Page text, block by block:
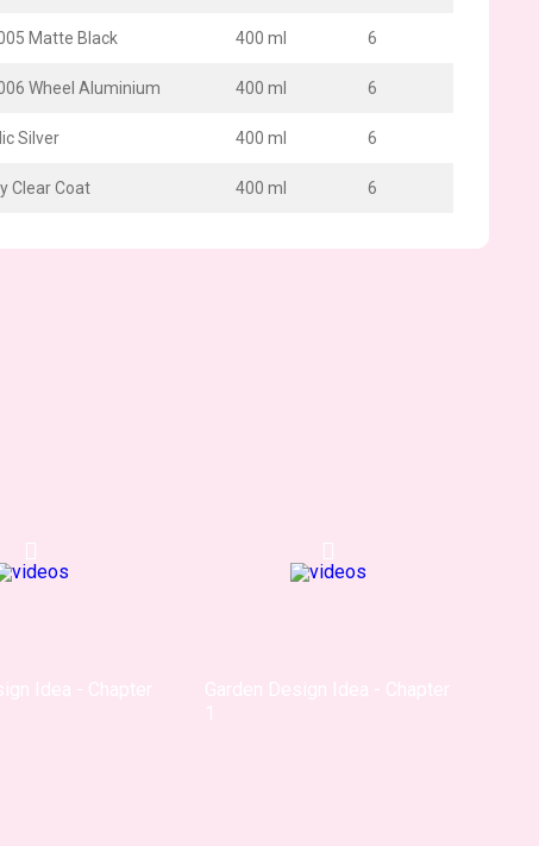
Matte Black 400 ml 6
Wheel Aluminium 400 ml 6
Silver 400 ml 6
Clear Coat 400 ml 6